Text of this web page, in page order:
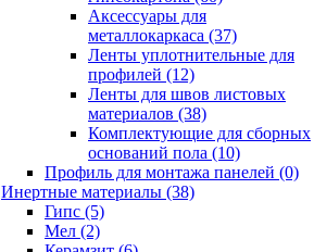
Аксессуары для
металлокаркаса (37)
Ленты уплотнительные для
профилей (12)
Ленты для швов листовых
материалов (38)
Комплектующие для сборных
оснований пола (10)
Профиль для монтажа панелей (0)
Инертные материалы (38)
Гипс (5)
Мел (2)